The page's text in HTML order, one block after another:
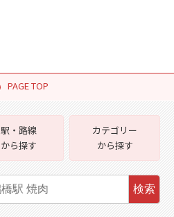
PAGE TOP
駅・路線
から探す
カテゴリー
から探す
検索